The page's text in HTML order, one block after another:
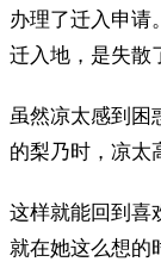
办理了迁入申请。
迁入地，是失散
虽然凉太感到困
的梨乃时，凉太
这样就能回到喜
就在她这么想的